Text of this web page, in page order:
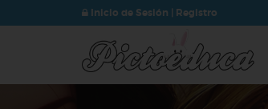
Inicio de Sesión Registro